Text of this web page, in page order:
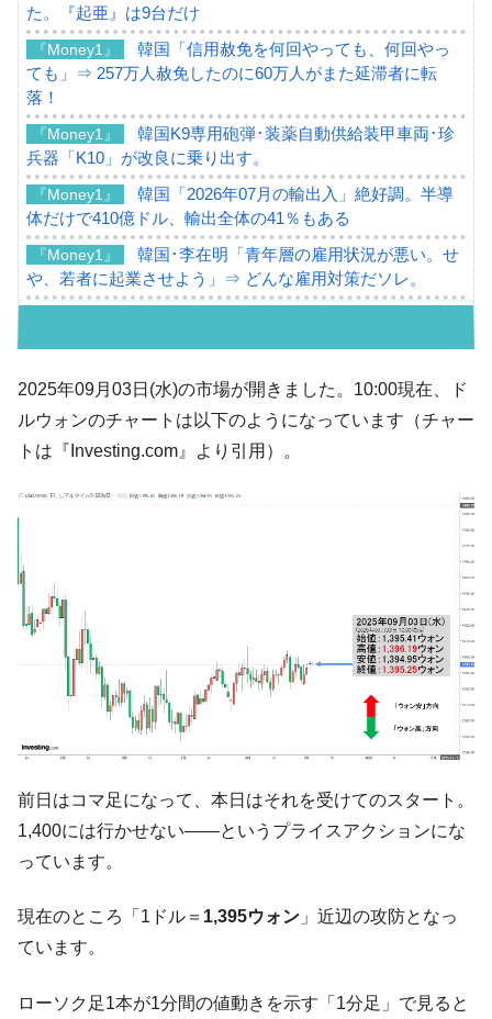
た。『起亜』は9台だけ
『Money1』
韓国「信用赦免を何回やっても、何回やっ
ても」⇒ 257万人赦免したのに60万人がまた延滞者に転
落！
『Money1』
韓国K9専用砲弾･装薬自動供給装甲車両･珍
兵器「K10」が改良に乗り出す。
『Money1』
韓国「2026年07月の輸出入」絶好調。半導
体だけで410億ドル、輸出全体の41％もある
『Money1』
韓国･李在明「青年層の雇用状況が悪い。せ
や、若者に起業させよう」⇒ どんな雇用対策だソレ。
韓国「ここは北朝鮮なのか。選管がサーバ
ーにウソのデータを入力したのは明白だ」
言。
『Money1』
韓国は「中国と同じく」投資に不適格な国
す」⇒「金を経由するドル入手」手段ではないのか？
『Money1』
韓国･外為取引量「1日当たり1,214.4億ド
ル」まで拡大 ⇒ 海外資金の動きに強く左右される状態
『Money1』
韓国･帰ってきた李在明。李在明を支持しな
い「50.5％」に上昇
『Money1』
韓国大統領府ボンクラ政策室長が告発され
た ⇒ 国家が行った恐るべき株価操作であり、空前の国政壟
断
『Money1』
韓国･警察職員が「丸刈りになって抗議活
国の過剰生産が世界を蝕む。
『Money1』
『Money1』
【米韓激突案件】韓国消費者院が『クーパ
2025年09月03日(水)の市場が開きました。10:00現在、ド
ルウォンのチャートは以下のようになっています（チャー
トは『Investing.com』より引用）。
前日はコマ足になって、本日はそれを受けてのスタート。
1,400には行かせない――というプライスアクションにな
っています。
現在のところ「1ドル＝ 1,395ウォン 」近辺の攻防となっ
ています。
ローソク足1本が1分間の値動きを示す「1分足」で見ると